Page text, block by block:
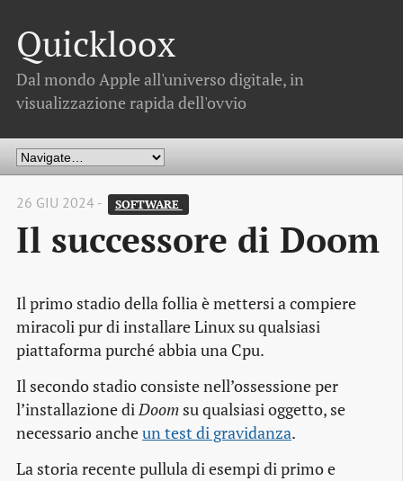
Quickloox
Dal mondo Apple all'universo digitale, in
visualizzazione rapida dell'ovvio
26 GIU 2024 - SOFTWARE
Il successore di Doom
Il primo stadio della follia è mettersi a compiere
miracoli pur di installare Linux su qualsiasi
piattaforma purché abbia una Cpu.
Il secondo stadio consiste nell’ossessione per
l’installazione diDoom su qualsiasi oggetto, se
necessario ancheun test di gravidanza.
La storia recente pullula di esempi di primo e